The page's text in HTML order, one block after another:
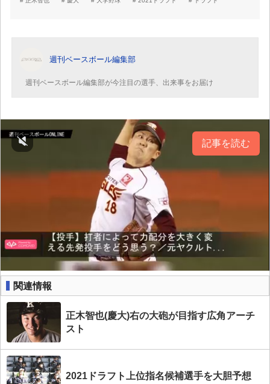
週刊ベースボール編集部
週刊ベースボール編集部が今注目の選手、出来事をお届け
記事を読む
関連情報
正木智也(慶大)右の大砲が目指す広角アーチ
スト
2021ドラフト上位指名候補選手を大胆予想